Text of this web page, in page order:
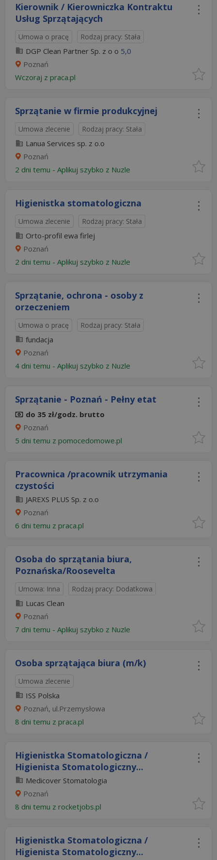
Kierownik / Kierowniczka Kontraktu
Usług Sprzątających
Umowa o pracę Rodzaj pracy: Stała
DGP Clean Partner Sp. z o o 5,0
Poznań
Wczoraj z praca.pl
Sprzątanie w firmie produkcyjnej
Umowa zlecenie Rodzaj pracy: Stała
Lanua Services sp. z o.o
Poznań
2 dni temu - Aplikuj szybko z Nuzle
Higienistka stomatologiczna
Umowa zlecenie Rodzaj pracy: Stała
Orto-profil ewa firlej
Poznań
2 dni temu - Aplikuj szybko z Nuzle
Sprzątanie, ochrona - osoby z
orzeczeniem
Umowa o pracę Rodzaj pracy: Stała
fundacja
Poznań
4 dni temu - Aplikuj szybko z Nuzle
Sprzątanie - Poznań - Pełny etat
do 35 zł/godz. brutto
Poznań
5 dni temu z pomocedomowe.pl
Pracownica /pracownik utrzymania
czystości
JAREXS PLUS Sp. z o.o
Poznań
6 dni temu z praca.pl
Osoba do sprzątania biura,
Poznańska/Roosevelta
Umowa: Inna Rodzaj pracy: Dodatkowa
Lucas Clean
Poznań
7 dni temu - Aplikuj szybko z Nuzle
Osoba sprzątająca biura (m/k)
Umowa zlecenie
ISS Polska
Poznań, ul.Przemysłowa
8 dni temu z praca.pl
Higienistka Stomatologiczna /
Higienista Stomatologiczny...
Medicover Stomatologia
Poznań
8 dni temu z rocketjobs.pl
Higienistka Stomatologiczna /
Higienista Stomatologiczny...